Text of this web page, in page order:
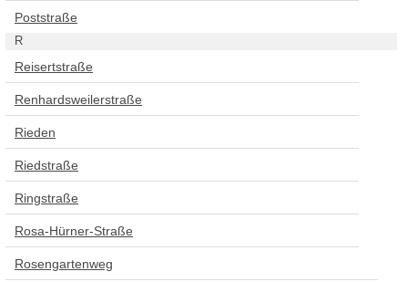
Poststraße
R
Reisertstraße
Renhardsweilerstraße
Rieden
Riedstraße
Ringstraße
Rosa-Hürner-Straße
Rosengartenweg